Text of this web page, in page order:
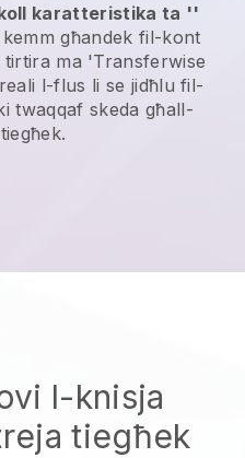
karatteristika ta ''
għandek fil-kont
tirtira ma 'Transferwise
l-flus li se jidħlu fil-
twaqqaf skeda għall-
l-knisja
tiegħek